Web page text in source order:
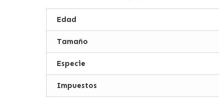
Edad
Tamaño
Especie
Impuestos